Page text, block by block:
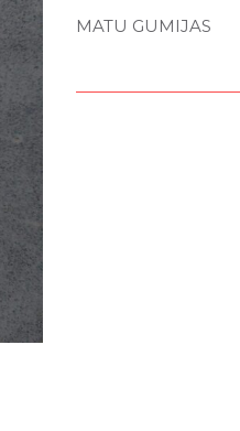
MATU GUMIJAS